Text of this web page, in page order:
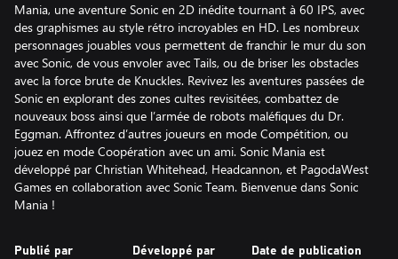
Mania, une aventure Sonic en 2D inédite tournant à 60 IPS, avec
des graphismes au style rétro incroyables en HD. Les nombreux
personnages jouables vous permettent de franchir le mur du son
avec Sonic, de vous envoler avec Tails, ou de briser les obstacles
avec la force brute de Knuckles. Revivez les aventures passées de
Sonic en explorant des zones cultes revisitées, combattez de
nouveaux boss ainsi que l’armée de robots maléfiques du Dr.
Eggman. Affrontez d’autres joueurs en mode Compétition, ou
jouez en mode Coopération avec un ami. Sonic Mania est
développé par Christian Whitehead, Headcannon, et PagodaWest
Games en collaboration avec Sonic Team. Bienvenue dans Sonic
Mania !
Publié par Développé par Date de publication